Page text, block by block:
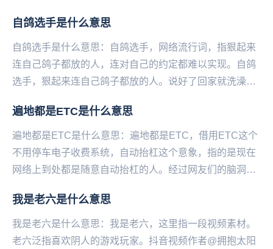
自鸽选手是什么意思
自鸽选手是什么意思：自鸽选手，网络流行词，指狠起来
连自己鸽子都放的人，连对自己的约定都难以实现。自鸽
选手，狠起来连自己鸽子都放的人。说好了回家就洗澡
会...
遍地都是ETC是什么意思
遍地都是ETC是什么意思：遍地都是ETC，借用ETC这个
不用停车电子收费系统，自动抬杠这个意象，指的是现在
网络上到处都是随意自动抬杠的人。经过网友们的脑洞加
我是老六是什么意思
我是老六是什么意思：我是老六，这‌‌‌‌‌‌‌‌‌‌‌‌‌里指一段视频素材。
老六泛指喜欢阴人的游戏玩家。抖音视频作者@拥抱太阳